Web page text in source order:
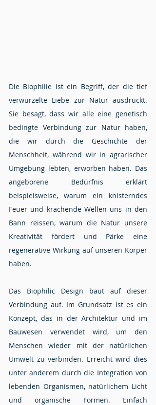
Die Biophilie ist ein Begriff, der die tief
verwurzelte Liebe zur Natur ausdrückt.
Sie besagt, dass wir alle eine genetisch
bedingte Verbindung zur Natur haben,
die wir durch die Geschichte der
Menschheit, während wir in agrarischer
Umgebung lebten, erworben haben. Das
angeborene Bedürfnis erklärt
beispielsweise, warum ein knisterndes
Feuer und krachende Wellen uns in den
Bann reissen, warum die Natur unsere
Kreativität fördert und Pärke eine
regenerative Wirkung auf unseren Körper
haben.
Das Biophilic Design baut auf dieser
Verbindung auf. Im Grundsatz ist es ein
Konzept, das in der Architektur und im
Bauwesen verwendet wird, um den
Menschen wieder mit der natürlichen
Umwelt zu verbinden. Erreicht wird dies
unter anderem durch die Integration von
lebenden Organismen, natürlichem Licht
und organische Formen. Einfach